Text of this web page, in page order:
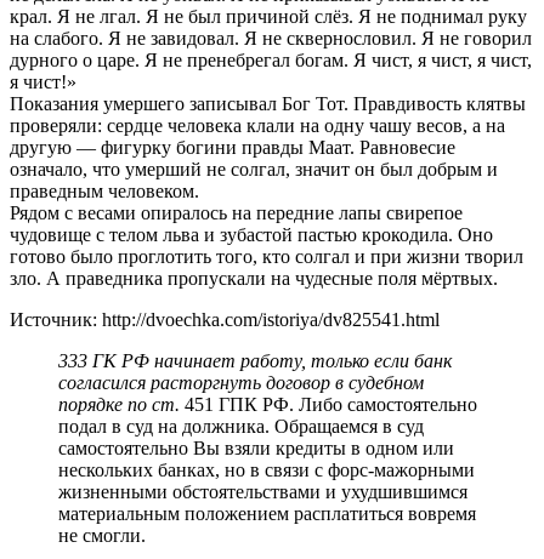
крал. Я не лгал. Я не был причиной слёз. Я не поднимал руку
на слабого. Я не завидовал. Я не сквернословил. Я не говорил
дурного о царе. Я не пренебрегал богам. Я чист, я чист, я чист,
я чист!»
Показания умершего записывал Бог Тот. Правдивость клятвы
проверяли: сердце человека клали на одну чашу весов, а на
другую — фигурку богини правды Маат. Равновесие
означало, что умерший не солгал, значит он был добрым и
праведным человеком.
Рядом с весами опиралось на передние лапы свирепое
чудовище с телом льва и зубастой пастью крокодила. Оно
готово было проглотить того, кто солгал и при жизни творил
зло. А праведника пропускали на чудесные поля мёртвых.
Источник: http://dvoechka.com/istoriya/dv825541.html
333 ГК РФ начинает работу, только если банк
согласился расторгнуть договор в судебном
порядке по ст. 451 ГПК РФ. Либо самостоятельно
подал в суд на должника. Обращаемся в суд
самостоятельно Вы взяли кредиты в одном или
нескольких банках, но в связи с форс-мажорными
жизненными обстоятельствами и ухудшившимся
материальным положением расплатиться вовремя
не смогли.